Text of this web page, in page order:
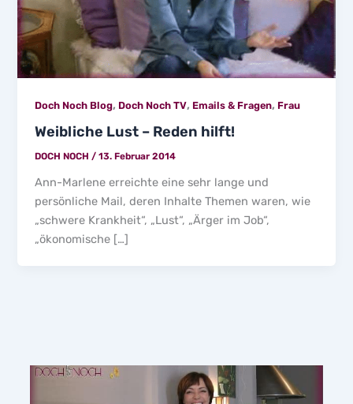
Doch Noch Blog, Doch Noch TV, Emails & Fragen, Frau
Weibliche Lust – Reden hilft!
DOCH NOCH/13. Februar 2014
Ann-Marlene erreichte eine sehr lange und
persönliche Mail, deren Inhalte Themen waren, wie
„schwere Krankheit“, „Lust“, „Ärger im Job“,
„ökonomische […]